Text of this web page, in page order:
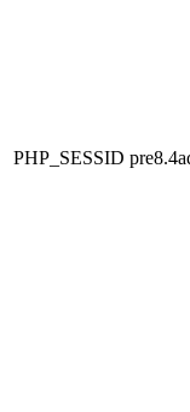
PHP_SESSID